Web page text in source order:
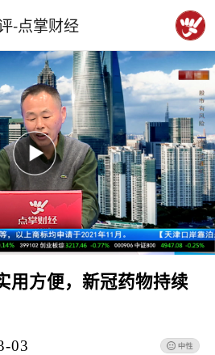
-点掌财经
用方便，新冠药物持续
03